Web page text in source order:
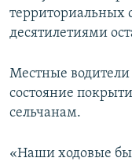
территориальных
десятилетиями
Местные водители
состояние
сельчанам.
«Наши ходовые